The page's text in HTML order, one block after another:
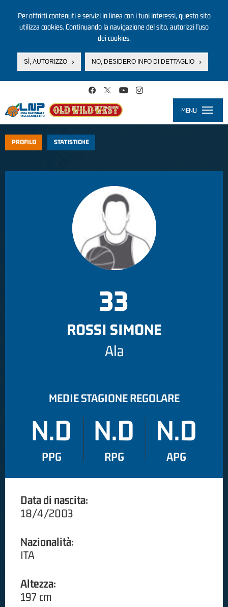
Per offrirti contenuti e servizi in linea con i tuoi interessi, questo sito
utilizza cookies. Continuando la navigazione del sito, autorizzi l’uso
dei cookies.
SÌ, AUTORIZZO NO, DESIDERO INFO DI DETTAGLIO
MENU
PROFILO STATISTICHE
33
ROSSI SIMONE
Ala
MEDIE STAGIONE REGOLARE
N.D
PPG
N.D
RPG
N.D
APG
Data di nascita:
18/4/2003
Nazionalità:
ITA
Altezza:
197 cm